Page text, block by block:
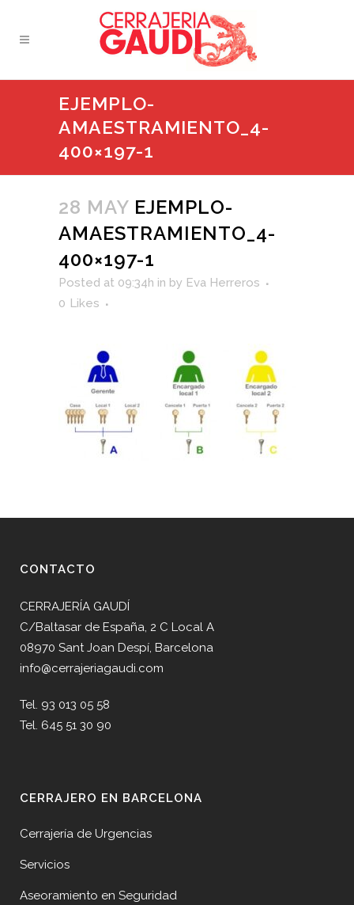
EJEMPLO-
AMAESTRAMIENTO_4-
400×197-1
28 MAY EJEMPLO-
AMAESTRAMIENTO_4-
400×197-1
Posted at 09:34h in by Eva Herreros
0 Likes
CONTACTO
CERRAJERÍA GAUDÍ
C/Baltasar de España, 2 C Local A
08970 Sant Joan Despí, Barcelona
info@cerrajeriagaudi.com
Tel. 93 013 05 58
Tel. 645 51 30 90
CERRAJERO EN BARCELONA
Cerrajería de Urgencias
Servicios
Aseoramiento en Seguridad